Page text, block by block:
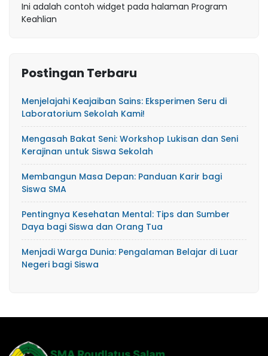
Ini adalah contoh widget pada halaman Program
Keahlian
Postingan Terbaru
Menjelajahi Keajaiban Sains: Eksperimen Seru di
Laboratorium Sekolah Kami!
Mengasah Bakat Seni: Workshop Lukisan dan Seni
Kerajinan untuk Siswa Sekolah
Membangun Masa Depan: Panduan Karir bagi
Siswa SMA
Pentingnya Kesehatan Mental: Tips dan Sumber
Daya bagi Siswa dan Orang Tua
Menjadi Warga Dunia: Pengalaman Belajar di Luar
Negeri bagi Siswa